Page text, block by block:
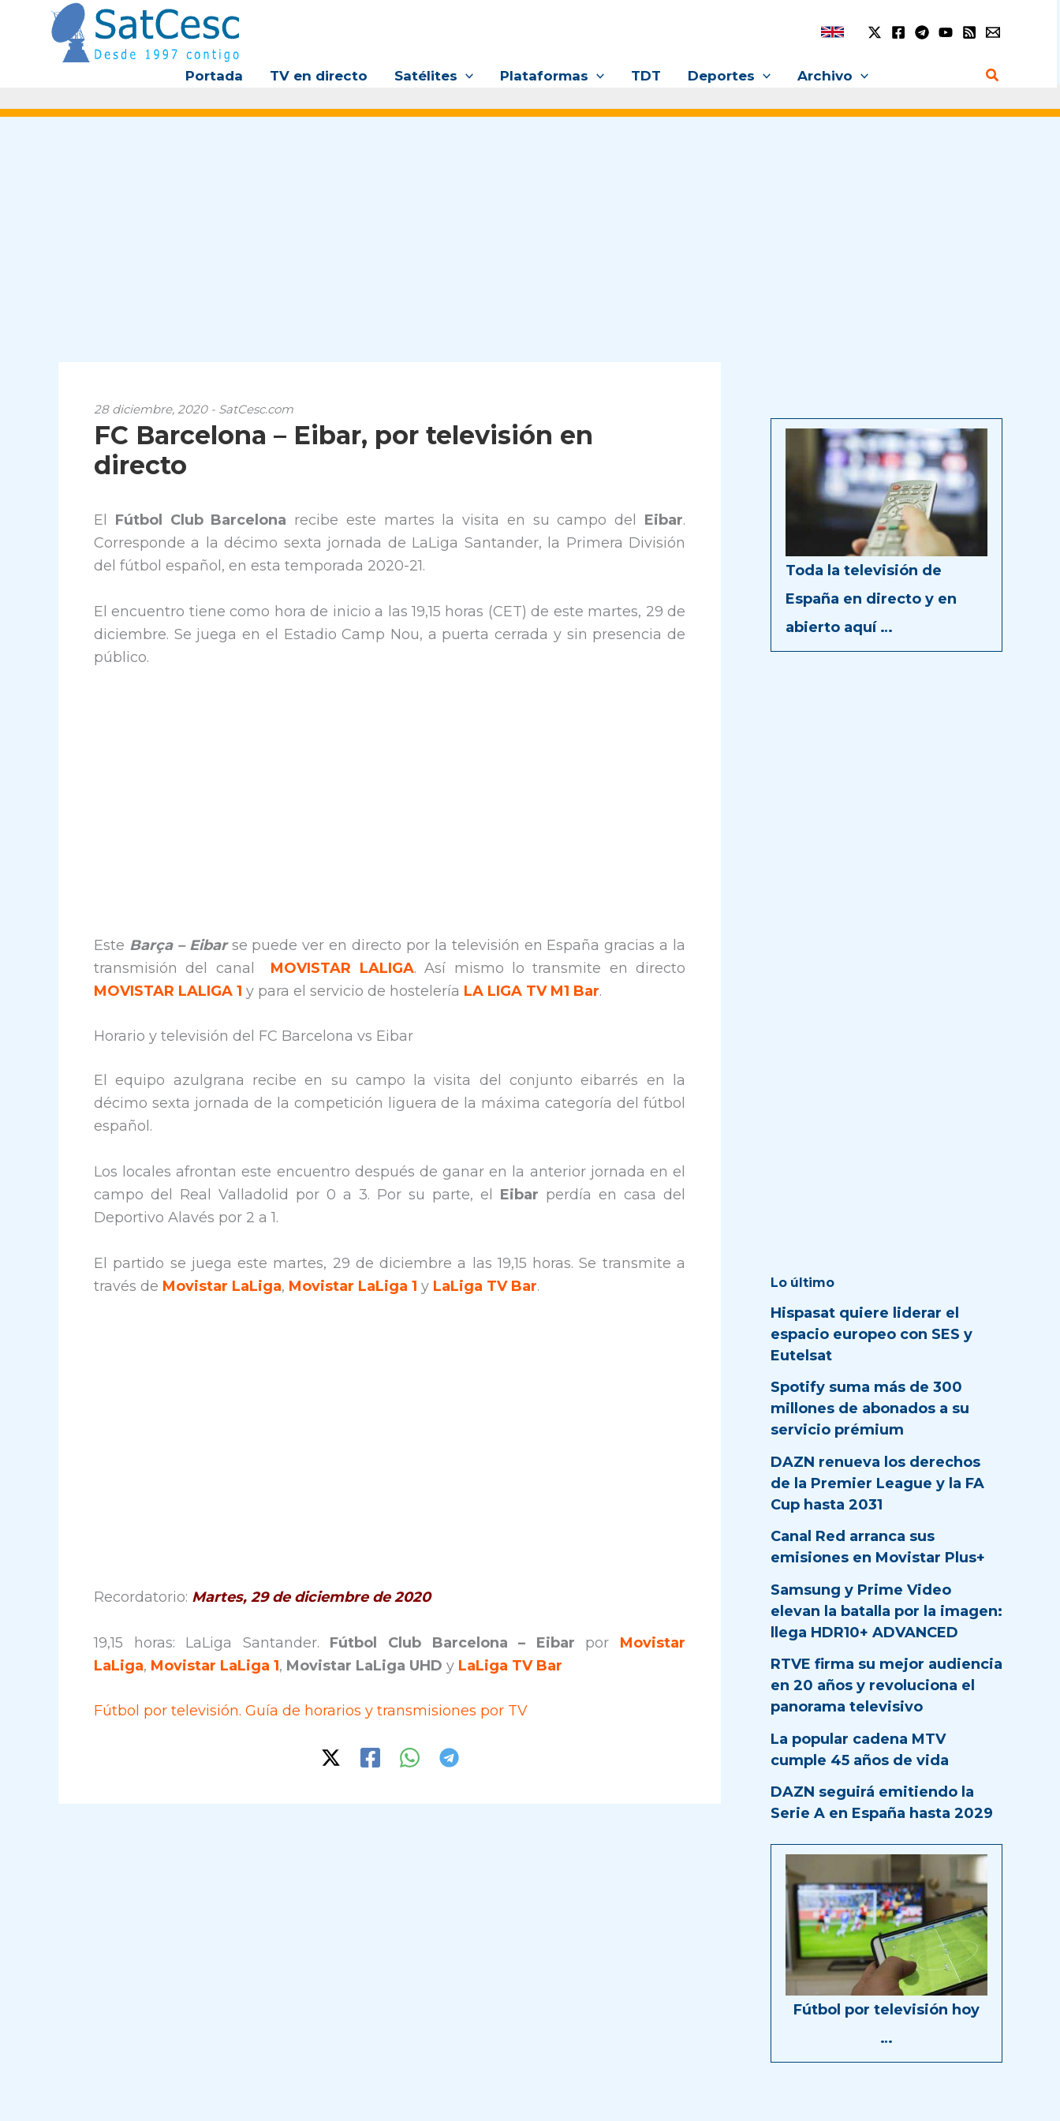
contenido
Portada TV en directo Satélites Plataformas TDT Deportes Archivo Buscar
28 diciembre, 2020 - SatCesc.com
FC Barcelona – Eibar, por televisión en
directo
El Fútbol Club Barcelona recibe este martes la visita en su campo del Eibar.
Corresponde a la décimo sexta jornada de LaLiga Santander, la Primera División
del fútbol español, en esta temporada 2020-21.
El encuentro tiene como hora de inicio a las 19,15 horas (CET) de este martes, 29 de
diciembre. Se juega en el Estadio Camp Nou, a puerta cerrada y sin presencia de
público.
Este Barça – Eibarse puede ver en directo por la televisión en España gracias a la
transmisión del canal MOVISTAR LALIGA. Así mismo lo transmite en directo
MOVISTAR LALIGA 1 y para el servicio de hostelería LA LIGA TV M1 Bar.
Horario y televisión del FC Barcelona vs Eibar
El equipo azulgrana recibe en su campo la visita del conjunto eibarrés en la
décimo sexta jornada de la competición liguera de la máxima categoría del fútbol
español.
Los locales afrontan este encuentro después de ganar en la anterior jornada en el
campo del Real Valladolid por 0 a 3. Por su parte, el Eibar perdía en casa del
Deportivo Alavés por 2 a 1.
El partido se juega este martes, 29 de diciembre a las 19,15 horas. Se transmite a
través de Movistar LaLiga, Movistar LaLiga 1 y LaLiga TV Bar.
Recordatorio: Martes, 29 de diciembre de 2020
19,15 horas: LaLiga Santander. Fútbol Club Barcelona – Eibar por Movistar
LaLiga, Movistar LaLiga 1, Movistar LaLiga UHD y LaLiga TV Bar
Fútbol por televisión. Guía de horarios y transmisiones por TV
Toda la televisión de
España en directo y en
abierto aquí …
Lo último
Hispasat quiere liderar el
espacio europeo con SES y
Eutelsat
Spotify suma más de 300
millones de abonados a su
servicio prémium
DAZN renueva los derechos
de la Premier League y la FA
Cup hasta 2031
Canal Red arranca sus
emisiones en Movistar Plus+
Samsung y Prime Video
elevan la batalla por la imagen:
llega HDR10+ ADVANCED
RTVE firma su mejor audiencia
en 20 años y revoluciona el
panorama televisivo
La popular cadena MTV
cumple 45 años de vida
DAZN seguirá emitiendo la
Serie A en España hasta 2029
Fútbol por televisión hoy
…